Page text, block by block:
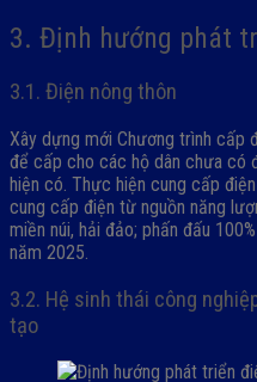
3. Định hướng phát
3.1. Điện nông thôn
Xây dựng mới Chương trình cấp
để cấp cho các hộ dân chưa có
hiện có. Thực hiện cung cấp
cung cấp điện từ nguồn năng
miền núi, hải đảo; phấn đấu
năm 2025.
3.2. Hệ sinh thái công
tạo